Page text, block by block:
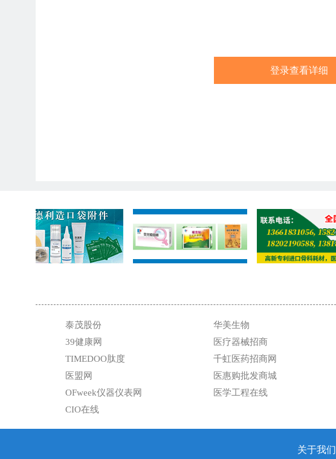
登录查看详细
泰茂股份 华美生物
39健康网
医疗器械招商
TIMEDOO肽度
千虹医药招商网
医盟网
医惠购批发商城
OFweek仪器仪表网
医学工程在线
CIO在线
关于我们